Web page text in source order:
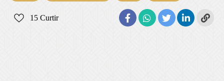
15 Curtir